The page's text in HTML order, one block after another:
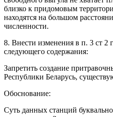
близко к придомовым
находятся на большом
численности.
8. Внести изменения в п. 3 ст 2
следующего содержания:
Запретить создание
Республики Беларусь,
Обоснование:
Суть данных станций